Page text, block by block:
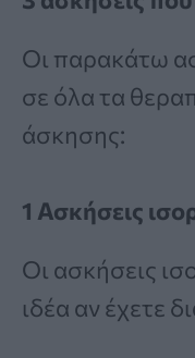
Οι παρακάτω
σε όλα τα
άσκησης:
1 Ασκήσεις
Οι ασκήσεις
ιδέα αν έχετε